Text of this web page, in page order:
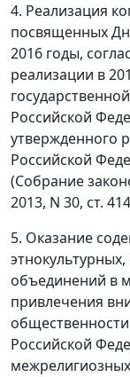
4. Реализация
посвященных
2016 годы,
реализации в
Российской
утвержденного
Российской
(Собрание
2013, N 30, ст.
5. Оказание
объединений в
привлечения
Российской